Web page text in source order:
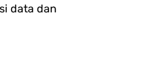
data dan